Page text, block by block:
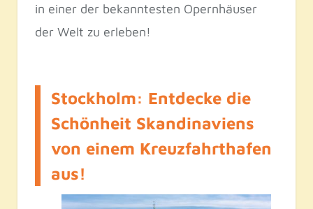
in einer der bekanntesten Opernhäuser
der Welt zu erleben!
Stockholm: Entdecke die
Schönheit Skandinaviens
von einem Kreuzfahrthafen
aus!